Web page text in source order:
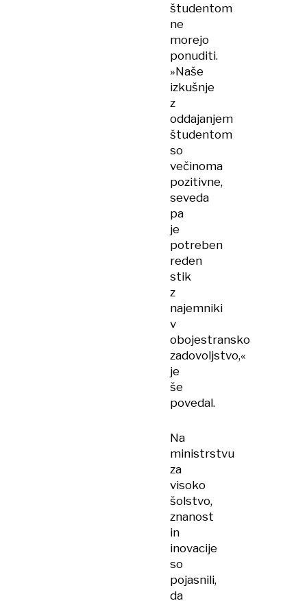
študentom
ne
morejo
ponuditi.
»Naše
izkušnje
z
oddajanjem
študentom
so
večinoma
pozitivne,
seveda
pa
je
potreben
reden
stik
z
najemniki
v
obojestransko
zadovoljstvo,«
je
še
povedal.
Na
ministrstvu
za
visoko
šolstvo,
znanost
in
inovacije
so
pojasnili,
da